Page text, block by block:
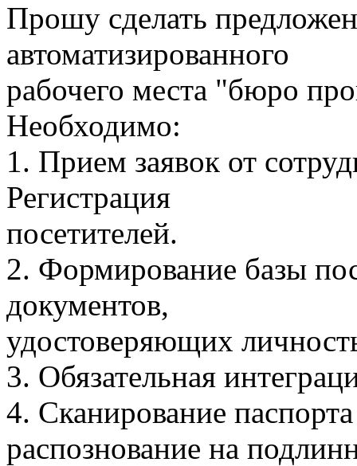
Прошу сделать
автоматизированного
рабочего места "бюро
Необходимо:
1. Прием заявок от
Регистрация
посетителей.
2. Формирование базы
документов,
удостоверяющих
3. Обязательная
4. Сканирование
распознование на